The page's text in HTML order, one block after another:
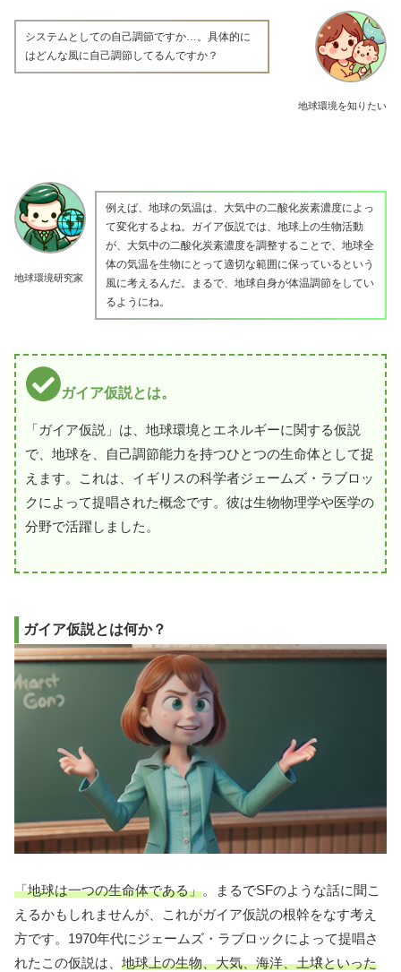
地球環境を知りたい
システムとしての自己調節ですか…。具体的に
はどんな風に自己調節してるんですか？
地球環境研究家
例えば、地球の気温は、大気中の二酸化炭素濃度によっ
て変化するよね。ガイア仮説では、地球上の生物活動
が、大気中の二酸化炭素濃度を調整することで、地球全
体の気温を生物にとって適切な範囲に保っているという
風に考えるんだ。まるで、地球自身が体温調節をしてい
るようにね。
ガイア仮説とは。
「ガイア仮説」は、地球環境とエネルギーに関する仮説
で、地球を、自己調節能力を持つひとつの生命体として捉
えます。これは、イギリスの科学者ジェームズ・ラブロッ
クによって提唱された概念です。彼は生物物理学や医学の
分野で活躍しました。
ガイア仮説とは何か？
「地球は一つの生命体である」。まるでSFのような話に聞こ
えるかもしれませんが、これがガイア仮説の根幹をなす考え
方です。1970年代にジェームズ・ラブロックによって提唱さ
れたこの仮説は、 地球上の生物、大気、海洋、土壌といった